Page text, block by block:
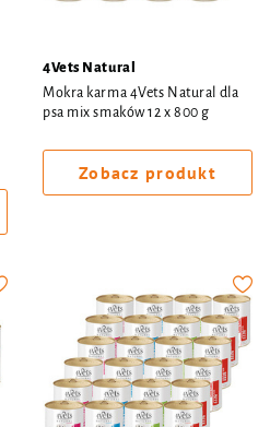
4Vets Natural
Mokra karma 4Vets Natural dla
psa mix smaków 12 x 800 g
Zobacz produkt